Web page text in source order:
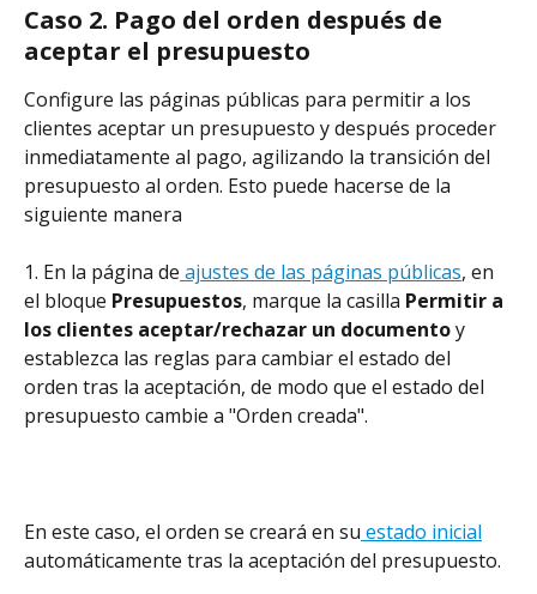
Caso 2. Pago del orden después de
aceptar el presupuesto
Configure las páginas públicas para permitir a los
clientes aceptar un presupuesto y después proceder
inmediatamente al pago, agilizando la transición del
presupuesto al orden. Esto puede hacerse de la
siguiente manera
1. En la página de ajustes de las páginas públicas, en
el bloque Presupuestos, marque la casilla Permitir a
los clientes aceptar/rechazar un documento y
establezca las reglas para cambiar el estado del
orden tras la aceptación, de modo que el estado del
presupuesto cambie a "Orden creada".
En este caso, el orden se creará en su estado inicial
automáticamente tras la aceptación del presupuesto.